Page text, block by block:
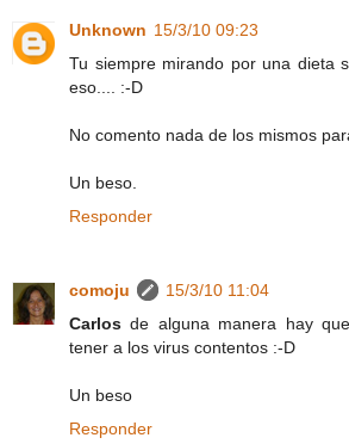
Unknown 15/3/10 09:23
Tu siempre mirando por una dieta
eso.... :-D
No comento nada de los mismos
Un beso.
Responder
comoju
15/3/10 11:04
Carlos de alguna manera hay
tener a los virus contentos :-D
Un beso
Responder